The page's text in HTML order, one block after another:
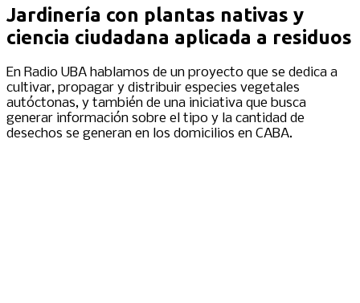
Jardinería con plantas nativas y
ciencia ciudadana aplicada a residuos
En Radio UBA hablamos de un proyecto que se dedica a
cultivar, propagar y distribuir especies vegetales
autóctonas, y también de una iniciativa que busca
generar información sobre el tipo y la cantidad de
desechos se generan en los domicilios en CABA.